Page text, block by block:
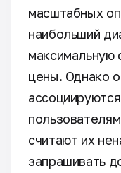
масштабных
наибольший
максимальную
цены. Однако
считают их
запрашивать